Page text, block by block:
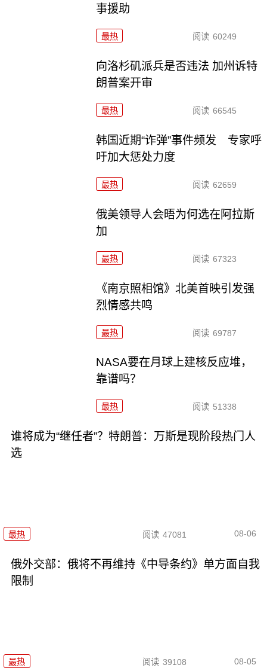
事援助
最热 阅读 60249
向洛杉矶派兵是否违法 加州诉特
朗普案开审
最热 阅读 66545
韩国近期“诈弹”事件频发 专家呼
吁加大惩处力度
最热 阅读 62659
俄美领导人会晤为何选在阿拉斯
加
最热 阅读 67323
《南京照相馆》北美首映引发强
烈情感共鸣
最热 阅读 69787
NASA要在月球上建核反应堆，
靠谱吗？
最热 阅读 51338
谁将成为“继任者”？特朗普：万斯是现阶段热门人
选
最热 阅读 47081 08-06
俄外交部：俄将不再维持《中导条约》单方面自我
限制
最热 阅读 39108 08-05